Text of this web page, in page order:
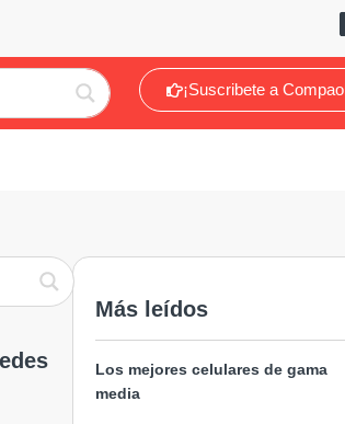
¡Suscribete a
Más leídos
Los mejores celulares de gama
media